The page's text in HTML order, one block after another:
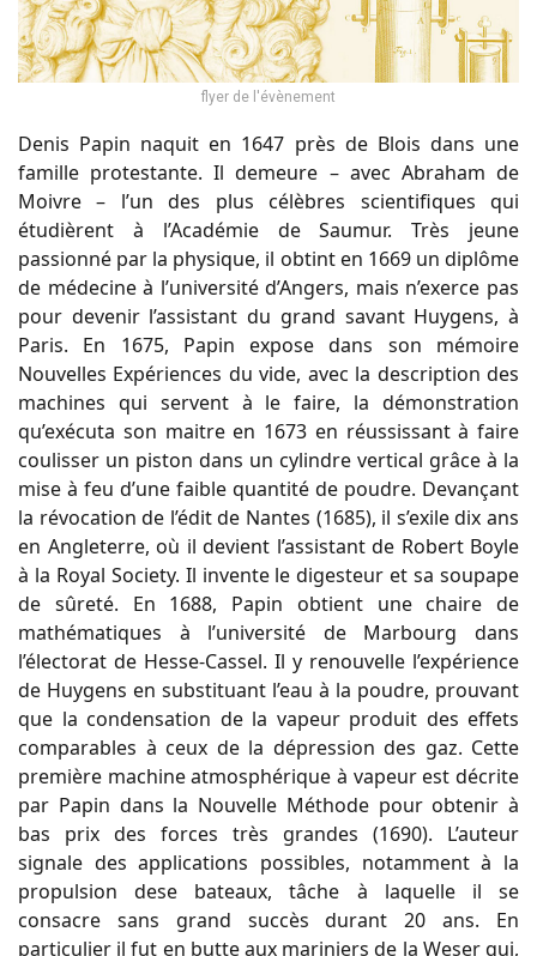
flyer de l'évènement
Denis Papin naquit en 1647 près de Blois dans une
famille protestante. Il demeure – avec Abraham de
Moivre – l’un des plus célèbres scientifiques qui
étudièrent à l’Académie de Saumur. Très jeune
passionné par la physique, il obtint en 1669 un diplôme
de médecine à l’université d’Angers, mais n’exerce pas
pour devenir l’assistant du grand savant Huygens, à
Paris. En 1675, Papin expose dans son mémoire
Nouvelles Expériences du vide, avec la description des
machines qui servent à le faire, la démonstration
qu’exécuta son maitre en 1673 en réussissant à faire
coulisser un piston dans un cylindre vertical grâce à la
mise à feu d’une faible quantité de poudre. Devançant
la révocation de l’édit de Nantes (1685), il s’exile dix ans
en Angleterre, où il devient l’assistant de Robert Boyle
à la Royal Society. Il invente le digesteur et sa soupape
de sûreté. En 1688, Papin obtient une chaire de
mathématiques à l’université de Marbourg dans
l’électorat de Hesse-Cassel. Il y renouvelle l’expérience
de Huygens en substituant l’eau à la poudre, prouvant
que la condensation de la vapeur produit des effets
comparables à ceux de la dépression des gaz. Cette
première machine atmosphérique à vapeur est décrite
par Papin dans la Nouvelle Méthode pour obtenir à
bas prix des forces très grandes (1690). L’auteur
signale des applications possibles, notamment à la
propulsion dese bateaux, tâche à laquelle il se
consacre sans grand succès durant 20 ans. En
particulier il fut en butte aux mariniers de la Weser qui,